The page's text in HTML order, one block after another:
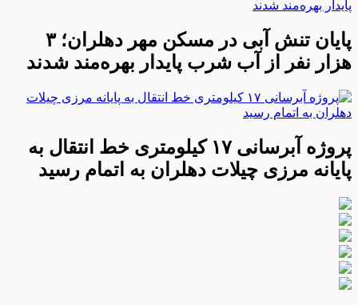
پایان تنش آبی در مسکن مهر دهلران؛ ۳
هزار نفر از آب شرب پایدار بهره‌مند شدند
پروژه آبرسانی ۱۷ کیلومتری خط انتقال به
پایانه مرزی چیلات دهلران به اتمام رسید